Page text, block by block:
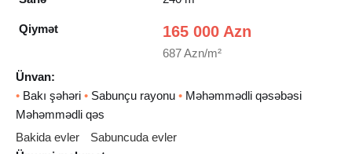
Qiymət 165 000 Azn
687 Azn/m²
Ünvan:
• Bakı şəhəri • Sabunçu rayonu • Məhəmmədli qəsəbəsi
Məhəmmədli qəs
Bakida evler
Sabuncuda evler